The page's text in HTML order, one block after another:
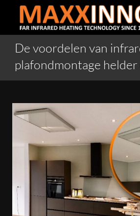
content
Home
Infrarood verwarming
Producten
Veelgestelde vragen
De voordelen van
plafondmontage